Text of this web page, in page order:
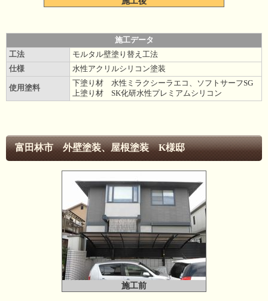
施工データ
工法
モルタル壁塗り替え工法
仕様
水性アクリルシリコン塗装
使用塗料
下塗り材 水性ミラクシーラエコ、ソフトサーフSG
上塗り材 SK化研水性プレミアムシリコン
富田林市 外壁塗装、屋根塗装 K様邸
施工前